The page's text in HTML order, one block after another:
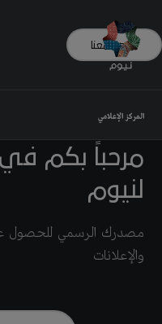
تواصل معنا
المركز الإعلامي
مرحباً بكم في
لنيوم
مصدرك الرسمي للحصول على
والإعلانات